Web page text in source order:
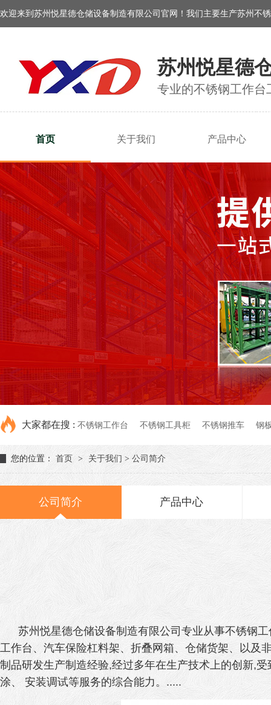
欢迎来到苏州悦星德仓储设备制造有限公司官网！我们主要生产苏州不
苏州悦星德
专业的不锈钢工作台
首页 关于我们 产品中心
大家都在搜 : 不锈钢工作台 不锈钢工具柜 不锈钢推车 钢
您的位置： 首页 > 关于我们 > 公司简介
公司简介 产品中心
苏州悦星德仓储设备制造有限公司专业从事不锈钢工
工作台、汽车保险杠料架、折叠网箱、仓储货架、以及
制品研发生产制造经验,经过多年在生产技术上的创新,
涂、 安装调试等服务的综合能力。.....